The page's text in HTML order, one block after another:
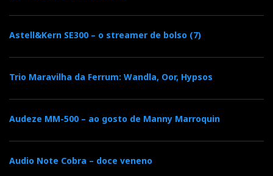
Astell&Kern SE300 – o streamer de bolso (7)
Trio Maravilha da Ferrum: Wandla, Oor, Hypsos
Audeze MM-500 – ao gosto de Manny Marroquin
Audio Note Cobra – doce veneno